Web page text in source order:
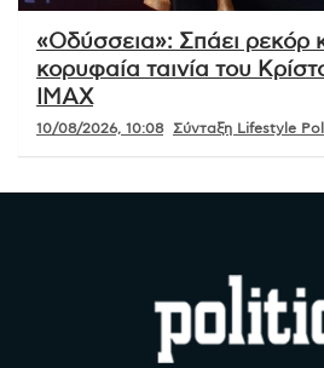
«Οδύσσεια»: Σπάει ρεκόρ
κορυφαία ταινία του
IMAX
10/08/2026, 10:08 Σύνταξη Lifestyle